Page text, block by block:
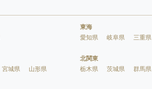
東海
愛知県
岐阜県 三重県
宮城県
山形県
北関東
栃木県
茨城県 群馬県